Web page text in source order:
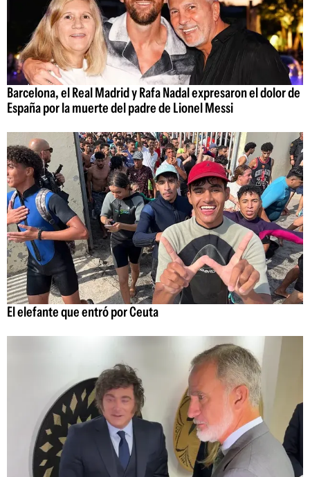
Barcelona, el Real Madrid y Rafa Nadal expresaron el dolor de
España por la muerte del padre de Lionel Messi
El elefante que entró por Ceuta